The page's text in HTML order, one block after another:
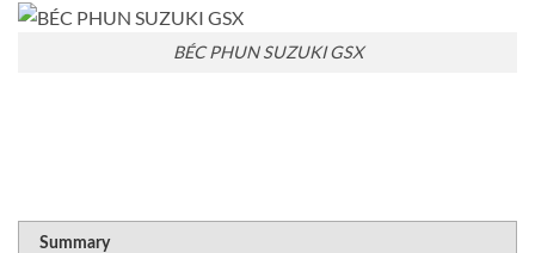
BÉC PHUN SUZUKI GSX
Summary
RATING 1 star
2
3
4
5